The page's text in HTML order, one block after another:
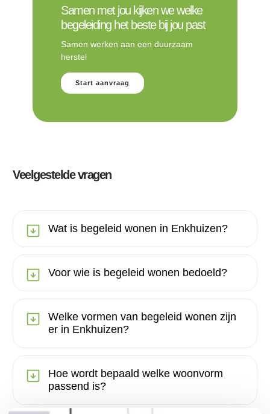
Samen met jou kijken we welke
begeleiding het beste bij jou past
Samen werken aan een duurzaam
herstel
Start aanvraag
Veelgestelde vragen
Wat is begeleid wonen in Enkhuizen?
Voor wie is begeleid wonen bedoeld?
Welke vormen van begeleid wonen zijn
er in Enkhuizen?
Hoe wordt bepaald welke woonvorm
passend is?